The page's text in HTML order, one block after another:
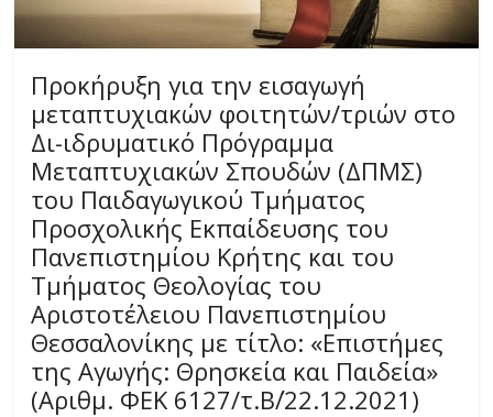
Προκήρυξη για την εισαγωγή
μεταπτυχιακών φοιτητών/τριών στο
Δι-ιδρυματικό Πρόγραμμα
Μεταπτυχιακών Σπουδών (ΔΠΜΣ)
του Παιδαγωγικού Τμήματος
Προσχολικής Εκπαίδευσης του
Πανεπιστημίου Κρήτης και του
Τμήματος Θεολογίας του
Αριστοτέλειου Πανεπιστημίου
Θεσσαλονίκης με τίτλο: «Επιστήμες
της Αγωγής: Θρησκεία και Παιδεία»
(Αριθμ. ΦΕΚ 6127/τ.Β΄/22.12.2021)